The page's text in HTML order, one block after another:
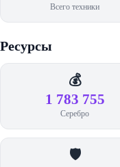
Всего техники
Ресурсы
💰
1 783 755
Серебро
🛡️